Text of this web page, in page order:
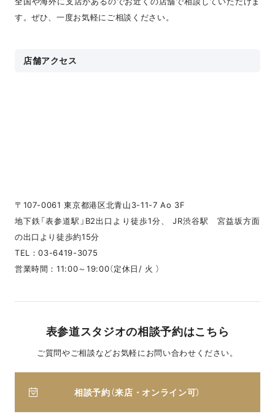
す。ぜひ、一度お気軽にご相談ください。
店舗アクセス
〒107-0061 東京都港区北青山3-11-7 Ao 3F
地下鉄「表参道駅」B2出口より徒歩1分、 JR渋谷駅 宮益坂方面
の出口より徒歩約15分
TEL：03-6419-3075
営業時間：11:00～19:00（定休日/ 火 ）
表参道スタジオの相談予約はこちら
ご質問やご相談などお気軽にお問い合わせください。
相談予約（来店・オンライン可）